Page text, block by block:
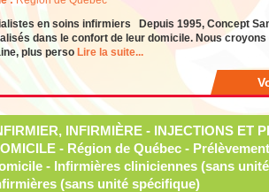
en soins infirmiers Depuis 1995, Concept
dans le confort de leur domicile. Nous
plus perso Lire la suite...
INFIRMIÈRE - INJECTIONS ET
- Région de Québec -
- Infirmières cliniciennes (sans
(sans unité spécifique)